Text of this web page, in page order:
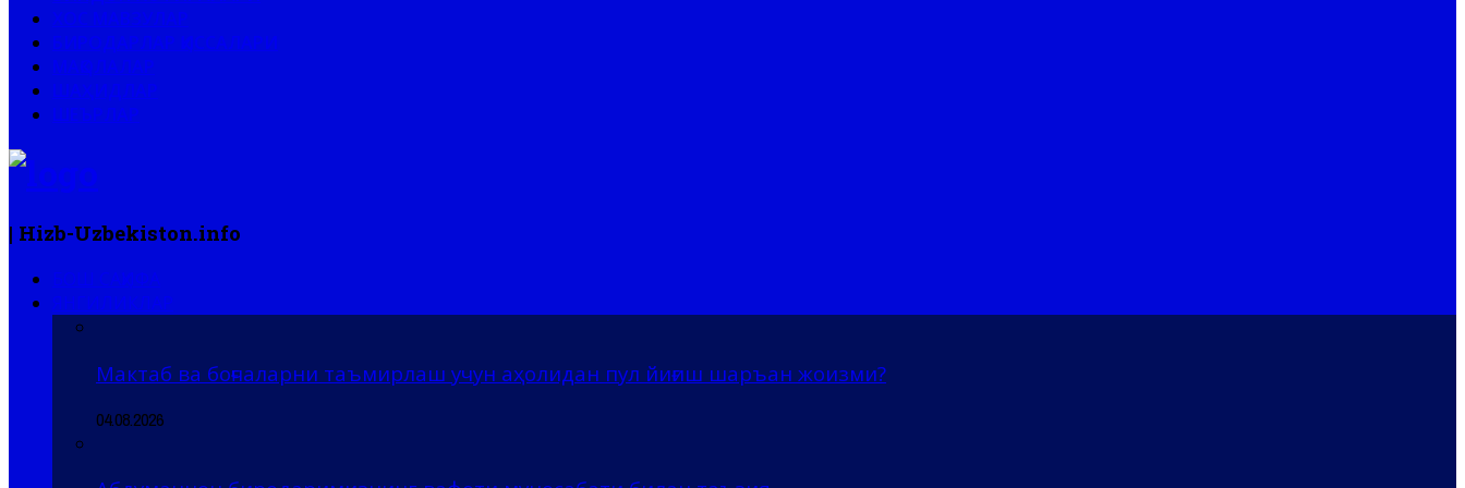
| Hizb-Uzbekiston.info
Мактаб ва боғчаларни таъмирлаш учун аҳолидан пул йиғиш шаръан жоизми?
04.08.2026